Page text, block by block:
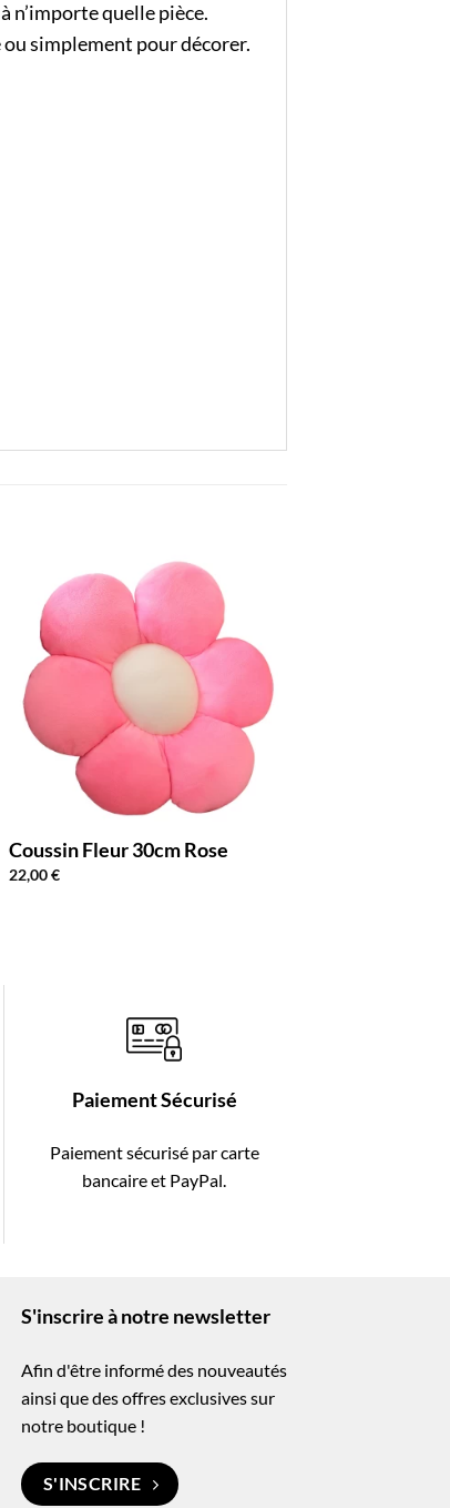
n’importe quelle pièce.
simplement pour décorer.
Coussin Fleur 30cm Rose
22,00€
Paiement Sécurisé
Paiement sécurisé par carte
bancaire et PayPal.
S'inscrire à notre newsletter
Afin d'être informé des nouveautés
ainsi que des offres exclusives sur
notre boutique !
S'INSCRIRE